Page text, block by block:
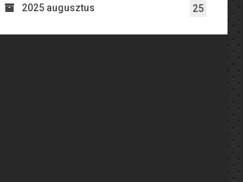
2025 augusztus 25